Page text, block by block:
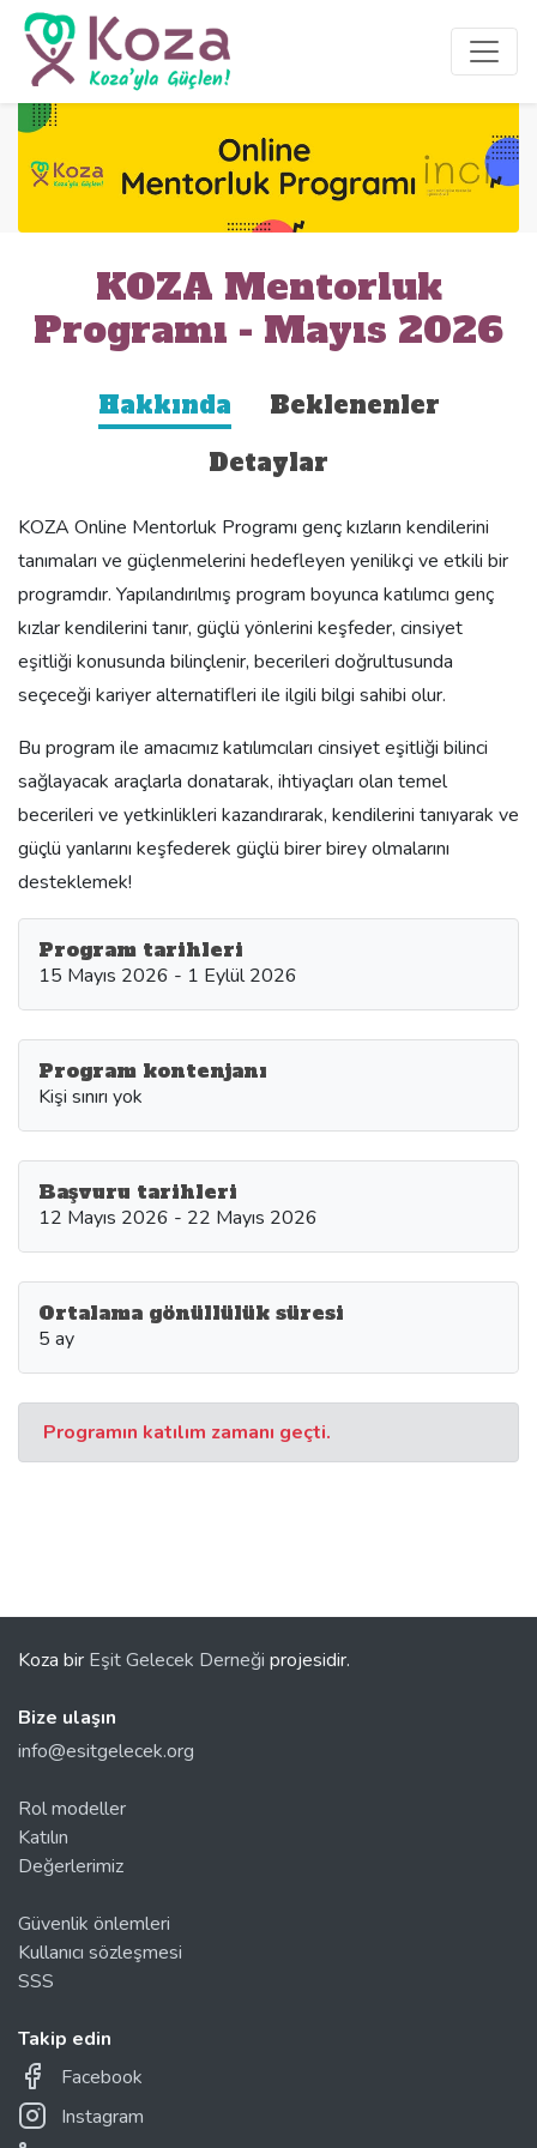
KOZA Mentorluk
Programı - Mayıs 2026
Hakkında
Beklenenler
Detaylar
KOZA Online Mentorluk Programı genç kızların kendilerini
tanımaları ve güçlenmelerini hedefleyen yenilikçi ve etkili bir
programdır. Yapılandırılmış program boyunca katılımcı genç
kızlar kendilerini tanır, güçlü yönlerini keşfeder, cinsiyet
eşitliği konusunda bilinçlenir, becerileri doğrultusunda
seçeceği kariyer alternatifleri ile ilgili bilgi sahibi olur.
Bu program ile amacımız katılımcıları cinsiyet eşitliği bilinci
sağlayacak araçlarla donatarak, ihtiyaçları olan temel
becerileri ve yetkinlikleri kazandırarak, kendilerini tanıyarak ve
güçlü yanlarını keşfederek güçlü birer birey olmalarını
desteklemek!
Program tarihleri
15 Mayıs 2026 - 1 Eylül 2026
Program kontenjanı
Kişi sınırı yok
Başvuru tarihleri
12 Mayıs 2026 - 22 Mayıs 2026
Ortalama gönüllülük süresi
5 ay
Programın katılım zamanı geçti.
Koza bir Eşit Gelecek Derneği projesidir.
Bize ulaşın
info@esitgelecek.org
Rol modeller
Katılın
Değerlerimiz
Güvenlik önlemleri
Kullanıcı sözleşmesi
SSS
Takip edin
Facebook
Instagram